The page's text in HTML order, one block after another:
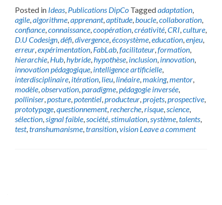
Posted in Ideas, Publications DipCo Taggedadaptation,
agile,algorithme,apprenant,aptitude,boucle,collaboration,
confiance,connaissance,coopération,créativité,CRI,culture,
D.U Codesign,défi,divergence,écosystème,education,enjeu,
erreur,expérimentation, FabLab,facilitateur,formation,
hierarchie, Hub,hybride,hypothèse, inclusion, innovation,
innovation pédagogique, intelligence artificielle,
interdisciplinaire, itération, lieu, linéaire,making,mentor,
modèle,observation,paradigme,pédagogie inversée,
polliniser,posture,potentiel,producteur,projets,prospective,
prototypage,questionnement,recherche,risque,science,
sélection,signal faible,société,stimulation,système,talents,
test,transhumanisme,transition,vision Leave a comment